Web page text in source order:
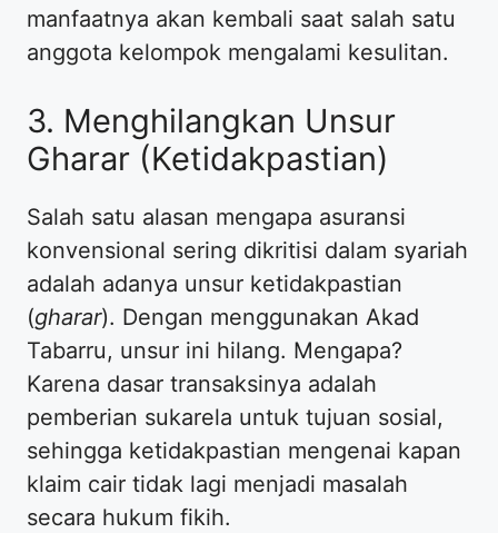
manfaatnya akan kembali saat salah satu
anggota kelompok mengalami kesulitan.
​3. Menghilangkan Unsur
Gharar (Ketidakpastian)
​Salah satu alasan mengapa asuransi
konvensional sering dikritisi dalam syariah
adalah adanya unsur ketidakpastian
(gharar). Dengan menggunakan Akad
Tabarru, unsur ini hilang. Mengapa?
Karena dasar transaksinya adalah
pemberian sukarela untuk tujuan sosial,
sehingga ketidakpastian mengenai kapan
klaim cair tidak lagi menjadi masalah
secara hukum fikih.